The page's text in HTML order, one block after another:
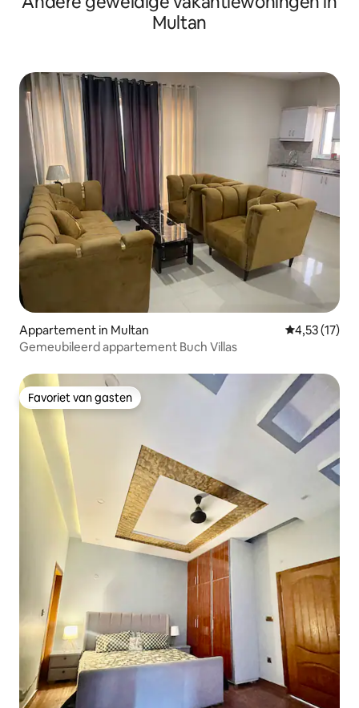
Multan
Appartement in Multan Gemiddelde
4,53 (17)
Gemeubileerd appartement Buch Villas
Favoriet van gasten
Favoriet van gasten